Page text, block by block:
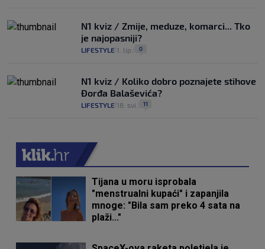
N1 kviz / Zmije, meduze, komarci... Tko
je najopasniji?
LIFESTYLE 1. lip. 0
N1 kviz / Koliko dobro poznajete stihove
Đorđa Balaševića?
LIFESTYLE 18. svi. 11
Tijana u moru isprobala
"menstrualni kupaći" i zapanjila
mnoge: "Bila sam preko 4 sata na
plaži..."